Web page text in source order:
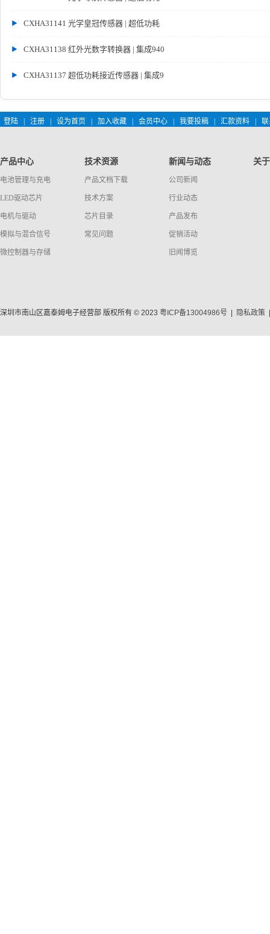
CXHA31141 光学皇冠传感器 | 超低功耗
CXHA31138 红外光数字转换器 | 集成940
CXHA31137 超低功耗接近传感器 | 集成9
登陆 | 注册 | 设为首页 | 加入收藏 | 会员中心 | 我要投稿 | 汇款资料 |
产品中心
电池管理与充电
LED驱动芯片
电机与驱动
模拟与混合信号
微控制器与存储
技术资源
产品文档下载
技术方案
芯片目录
常见问题
新闻与动态
公司新闻
行业动态
产品发布
促销活动
旧闻博览
关
深圳市南山区嘉泰姆电子经营部 版权所有 © 2023 粤ICP备13004986号 | 隐私政策